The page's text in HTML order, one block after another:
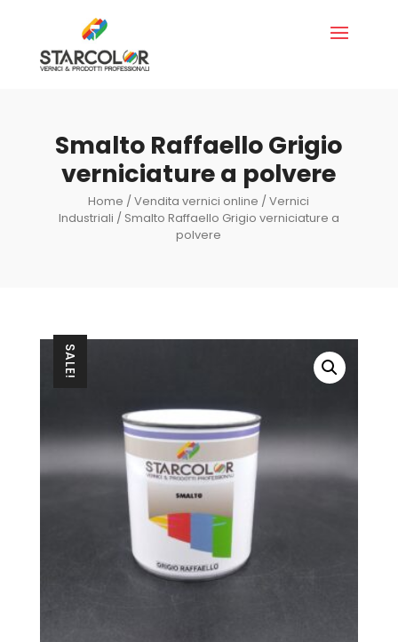
Smalto Raffaello Grigio
verniciature a polvere
Home /Vendita vernici online /Vernici
Industriali / Smalto Raffaello Grigio verniciature a
polvere
SALE!